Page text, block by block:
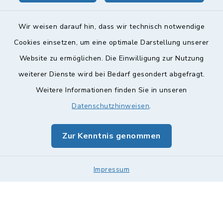
Wir weisen darauf hin, dass wir technisch notwendige
Cookies einsetzen, um eine optimale Darstellung unserer
Website zu ermöglichen. Die Einwilligung zur Nutzung
weiterer Dienste wird bei Bedarf gesondert abgefragt.
Weitere Informationen finden Sie in unseren
Datenschutzhinweisen.
Zur Kenntnis genommen
Impressum
Barrierefreiheit
Impressum
Sitemap